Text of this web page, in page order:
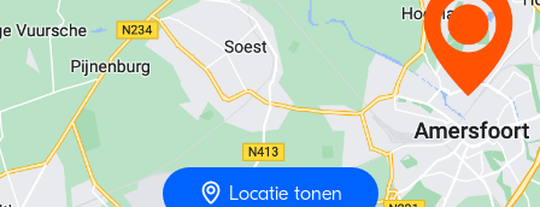
Locatie tonen